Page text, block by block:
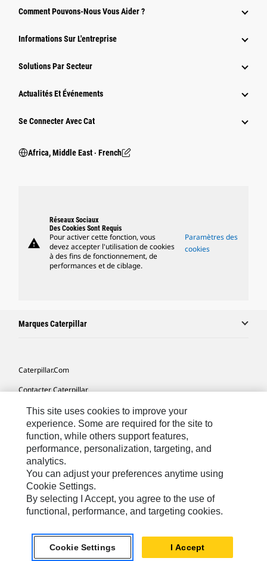
Comment Pouvons-Nous Vous Aider ?
Informations Sur L'entreprise
Solutions Par Secteur
Actualités Et Événements
Se Connecter Avec Cat
Africa, Middle East ‧ French
warning
Réseaux Sociaux
Des Cookies Sont Requis
Pour activer cette fonction, vous
devez accepter l'utilisation de cookies
à des fins de fonctionnement, de
performances et de ciblage.
Paramètres des
cookies
Marques Caterpillar
Caterpillar.com
Contacter Caterpillar
Mes Préférences Marketing
Plan Du Site
Cookie Settings
Mentions Légales
Confidentialité
Africa, Middle East-French© 2026 Caterpillar. Tous droits réservés
This site uses cookies to improve your
experience. Some are required for the site to
function, while others support features,
performance, personalization, targeting, and
analytics.
You can adjust your preferences anytime using
Cookie Settings.
By selecting I Accept, you agree to the use of
functional, performance, and targeting cookies.
Cookie Settings I Accept